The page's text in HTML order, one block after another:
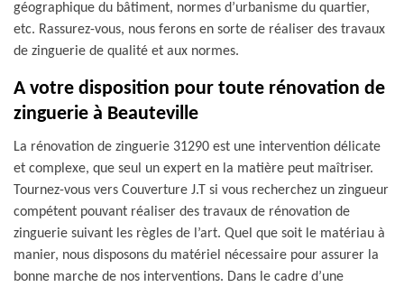
géographique du bâtiment, normes d’urbanisme du quartier,
etc. Rassurez-vous, nous ferons en sorte de réaliser des travaux
de zinguerie de qualité et aux normes.
A votre disposition pour toute rénovation de
zinguerie à Beauteville
La rénovation de zinguerie 31290 est une intervention délicate
et complexe, que seul un expert en la matière peut maîtriser.
Tournez-vous vers Couverture J.T si vous recherchez un zingueur
compétent pouvant réaliser des travaux de rénovation de
zinguerie suivant les règles de l’art. Quel que soit le matériau à
manier, nous disposons du matériel nécessaire pour assurer la
bonne marche de nos interventions. Dans le cadre d’une